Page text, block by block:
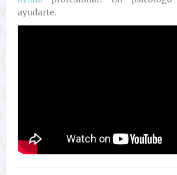
ayudarte.